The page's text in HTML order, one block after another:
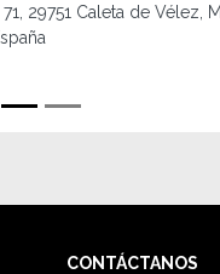
Nro.
CONTÁCTANOS